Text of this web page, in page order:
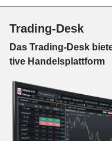
Trading-Desk
Das Trading-Desk
tive Han­dels­platt­form